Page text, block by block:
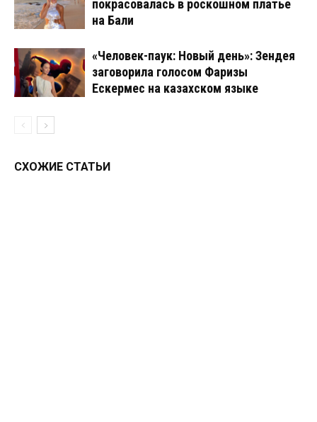
покрасовалась в роскошном платье
на Бали
«Человек-паук: Новый день»: Зендея
заговорила голосом Фаризы
Ескермес на казахском языке
СХОЖИЕ СТАТЬИ